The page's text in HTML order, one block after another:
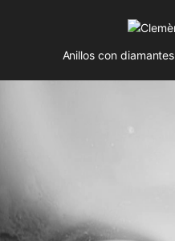
Anillos con diamantes